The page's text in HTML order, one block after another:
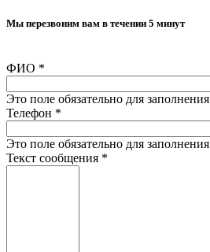
Мы перезвоним вам в течении 5 минут
ФИО *
Это поле обязательно для заполнения
Телефон *
Это поле обязательно для заполнения
Текст сообщения *